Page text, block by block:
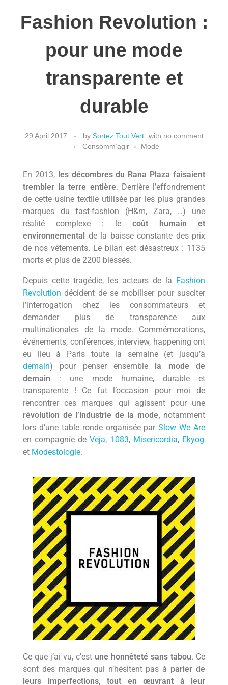
BOITE À OUTILS
A PROPOS
DIY/entretien
Hygiène
Entretien
Evenements/fêtes
Etat d’esprit
Mode
Cosmétiques
Digital
Actualité
L’éco-dico
La bouquinerie
Livres
Podcasts
Videos
CONTACT
Fashion Revolution :
pour une mode
transparente et
durable
29 April 2017 by Sortez Tout Vert with no comment
Consomm’agir
Mode
En 2013, les décombres du Rana Plaza faisaient
trembler la terre entière. Derrière l’effondrement
de cette usine textile utilisée par les plus grandes
marques du fast-fashion (H&m, Zara, …) une
réalité complexe : le coût humain et
environnemental
de la baisse constante des prix
de nos vêtements. Le bilan est désastreux : 1135
morts et plus de 2200 blessés.
Depuis cette tragédie, les acteurs de la Fashion
Revolution décident de se mobiliser pour susciter
l’interrogation chez les consommateurs et
demander plus de transparence aux
multinationales de la mode. Commémorations,
événements, conférences, interview, happening ont
eu lieu à Paris toute la semaine (et jusqu’à
demain) pour penser ensemble
la mode de
demain : une mode humaine, durable et
transparente ! Ce fut l’occasion pour moi de
rencontrer ces marques qui agissent pour une
révolution de l’industrie de la mode, notamment
lors d’une table ronde organisée parSlow We Are
en compagnie deVeja, 1083, Misericordia, Ekyog
et Modestologie.
Ce que j’ai vu, c’est une honnêteté sans tabou. Ce
sont des marques qui n’hésitent pas à parler de
leurs imperfections, tout en œuvrant à leur